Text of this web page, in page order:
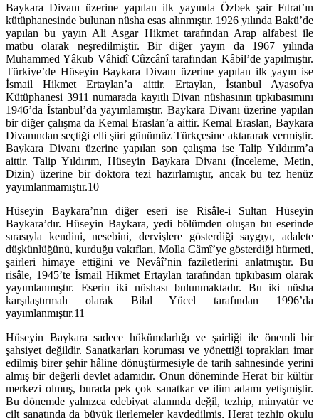
Baykara Divanı üzerine yapılan ilk yayında Özbek şair Fıtrat’ın
kütüphanesinde bulunan nüsha esas alınmıştır. 1926 yılında Bakü’de
yapılan bu yayın Ali Asgar Hikmet tarafından Arap alfabesi ile
matbu olarak neşredilmiştir. Bir diğer yayın da 1967 yılında
Muhammed Yâkub Vâhidî Cûzcânî tarafından Kâbil’de yapılmıştır.
Türkiye’de Hüseyin Baykara Divanı üzerine yapılan ilk yayın ise
İsmail Hikmet Ertaylan’a aittir. Ertaylan, İstanbul Ayasofya
Kütüphanesi 3911 numarada kayıtlı Divan nüshasının tıpkıbasımını
1946’da İstanbul’da yayımlamıştır. Baykara Divanı üzerine yapılan
bir diğer çalışma da Kemal Eraslan’a aittir. Kemal Eraslan, Baykara
Divanından seçtiği elli şiiri günümüz Türkçesine aktararak vermiştir.
Baykara Divanı üzerine yapılan son çalışma ise Talip Yıldırım’a
aittir. Talip Yıldırım, Hüseyin Baykara Divanı (İnceleme, Metin,
Dizin) üzerine bir doktora tezi hazırlamıştır, ancak bu tez henüz
yayımlanmamıştır.10
Hüseyin Baykara’nın diğer eseri ise Risâle-i Sultan Hüseyin
Baykara’dır. Hüseyin Baykara, yedi bölümden oluşan bu eserinde
sırasıyla kendini, nesebini, dervişlere gösterdiği saygıyı, adalete
düşkünlüğünü, kurduğu vakıfları, Molla Câmî’ye gösterdiği hürmeti,
şairleri himaye ettiğini ve Nevâî’nin faziletlerini anlatmıştır. Bu
risâle, 1945’te İsmail Hikmet Ertaylan tarafından tıpkıbasım olarak
yayımlanmıştır. Eserin iki nüshası bulunmaktadır. Bu iki nüsha
karşılaştırmalı olarak Bilal Yücel tarafından 1996’da
yayımlanmıştır.11
Hüseyin Baykara sadece hükümdarlığı ve şairliği ile önemli bir
şahsiyet değildir. Sanatkarları koruması ve yönettiği toprakları imar
edilmiş birer şehir hâline dönüştürmesiyle de tarih sahnesinde yerini
almış bir değerli devlet adamıdır. Onun döneminde Herat bir kültür
merkezi olmuş, burada pek çok sanatkar ve ilim adamı yetişmiştir.
Bu dönemde yalnızca edebiyat alanında değil, tezhip, minyatür ve
cilt sanatında da büyük ilerlemeler kaydedilmiş, Herat tezhip okulu